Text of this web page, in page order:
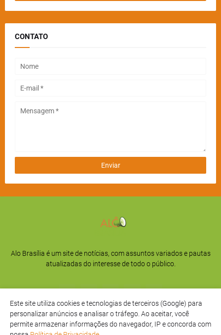
CONTATO
Alo Brasília é um site de notícias, com assuntos variados e pautas
atualizadas do interesse de todo o público.
Este site utiliza cookies e tecnologias de terceiros (Google) para
personalizar anúncios e analisar o tráfego. Ao aceitar, você
permite armazenar informações do navegador, IP e concorda com